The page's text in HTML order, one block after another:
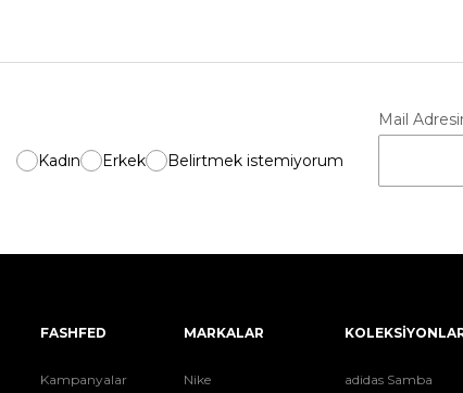
Kadın Erkek Belirtmek istemiyorum
Mail
FASHFED
Kampanyalar
MARKALAR
Nike
adidas Samba